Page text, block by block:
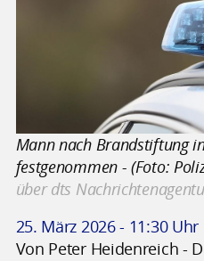
Mann nach Brandstiftung
festgenommen - (Foto:
über dts
25. März 2026 - 11:30 Uhr
Von Peter Heidenreich -